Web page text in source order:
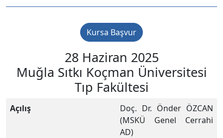
Kursa Başvur
28 Haziran 2025
Muğla Sıtkı Koçman Üniversitesi
Tıp Fakültesi
Açılış
Doç. Dr. Önder ÖZCAN
(MSKÜ Genel Cerrahi
AD)